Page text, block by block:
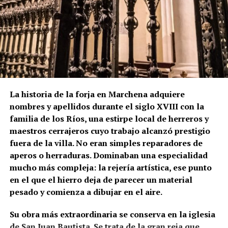
La lectura de los muros permite plantear que el
actual campanario se levantó sobre una torre
anterior, probablemente medieval. Los dos arcos
aparentemente tapiados visibles bajo el friso
cerámico podrían ser una de las huellas de aquella
fase primitiva, aunque esta hipótesis no debe
presentarse como definitiva mientras no exista una
comprobación arqueológica del paramento.
La formulación histórica más rigurosa sería, por
tanto, que Hernán Ruiz II inspeccionó la torre de San
Juan en 1567 y pudo intervenir en el proyecto de su
transformación, mientras que Diego de Velasco
aparece relacionado con la ejecución o culminación
del chapitel y del campanario durante las últimas
décadas del siglo XVI.
La torre que hoy vemos no pertenece a un único
La historia de la forja en Marchena adquiere
nombres y apellidos durante el siglo XVIII con la
familia de los Ríos, una estirpe local de herreros y
maestros cerrajeros cuyo trabajo alcanzó prestigio
fuera de la villa. No eran simples reparadores de
aperos o herraduras. Dominaban una especialidad
mucho más compleja: la rejería artística, ese punto
en el que el hierro deja de parecer un material
pesado y comienza a dibujar en el aire.
Su obra más extraordinaria se conserva en la iglesia